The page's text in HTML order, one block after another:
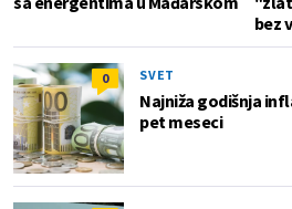
bez
0 SVET
Najniža godišnja
pet meseci